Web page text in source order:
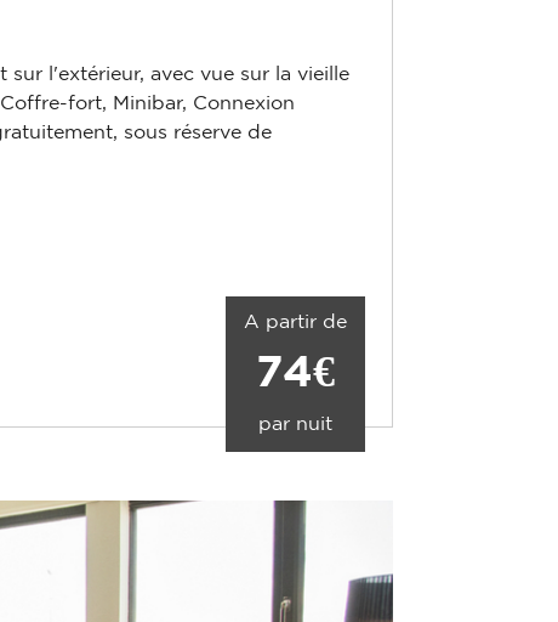
l'extérieur, avec vue sur la vieille
fort, Minibar, Connexion
sous réserve de
A partir de
74€
par nuit